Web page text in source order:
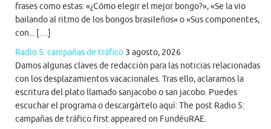
frases como estas: «¿Cómo elegir el mejor bongo?», «Se la vio
bailando al ritmo de los bongos brasileños» o «Sus componentes,
con... […]
Radio 5: campañas de tráfico 3 agosto, 2026
Damos algunas claves de redacción para las noticias relacionadas
con los desplazamientos vacacionales. Tras ello, aclaramos la
escritura del plato llamado sanjacobo o san jacobo. Puedes
escuchar el programa o descargártelo aquí: The post Radio 5:
campañas de tráfico first appeared on FundéuRAE.